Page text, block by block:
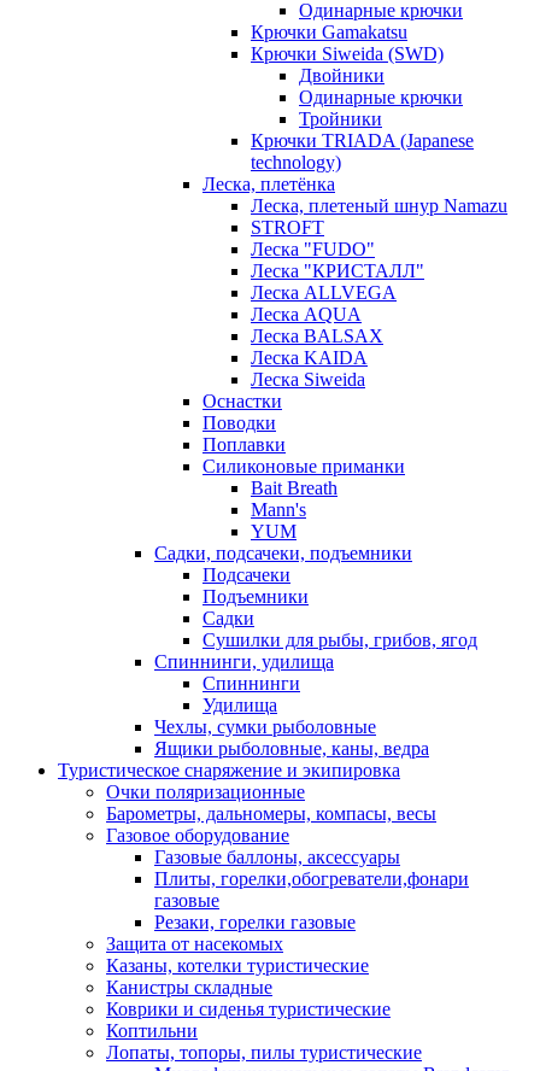
Одинарные крючки
Крючки Gamakatsu
Крючки Siweida (SWD)
Двойники
Одинарные крючки
Тройники
Крючки TRIADA (Japanese
technology)
Леска, плетёнка
Леска, плетеный шнур Namazu
STROFT
Леска "FUDO"
Леска "КРИСТАЛЛ"
Леска ALLVEGA
Леска AQUA
Леска BALSAX
Леска KAIDA
Леска Siweida
Оснастки
Поводки
Поплавки
Силиконовые приманки
Bait Breath
Mann's
YUM
Садки, подсачеки, подъемники
Подсачеки
Подъемники
Садки
Сушилки для рыбы, грибов, ягод
Спиннинги, удилища
Спиннинги
Удилища
Чехлы, сумки рыболовные
Ящики рыболовные, каны, ведра
Туристическое снаряжение и экипировка
Очки поляризационные
Барометры, дальномеры, компасы, весы
Газовое оборудование
Газовые баллоны, аксессуары
Плиты, горелки,обогреватели,фонари
газовые
Резаки, горелки газовые
Защита от насекомых
Казаны, котелки туристические
Канистры складные
Коврики и сиденья туристические
Коптильни
Лопаты, топоры, пилы туристические